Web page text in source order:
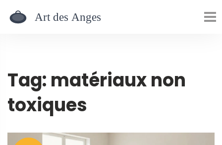
Tag: matériaux non
toxiques